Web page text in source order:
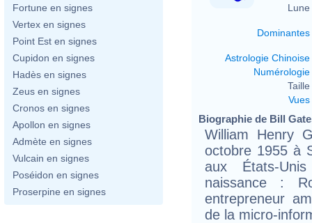
Fortune en signes
Vertex en signes
Point Est en signes
Cupidon en signes
Hadès en signes
Zeus en signes
Cronos en signes
Apollon en signes
Admète en signes
Vulcain en signes
Poséidon en signes
Proserpine en signes
Lune
Dominantes
Astrologie Chinoise
Numérologie
Taille
Vues
Biographie de Bill
William Henry
octobre 1955 à
aux États-
naissance :
entrepreneur
de la micro-